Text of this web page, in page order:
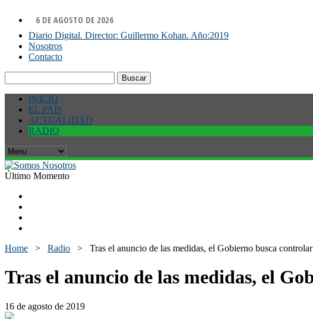
6 DE AGOSTO DE 2026
Diario Digital. Director: Guillermo Kohan. Año:2019
Nosotros
Contacto
INICIO
EL PAÍS
ACTUALIDAD
RADIO
Último Momento
Home > Radio > Tras el anuncio de las medidas, el Gobierno busca
Tras el anuncio de las medidas, el
16 de agosto de 2019